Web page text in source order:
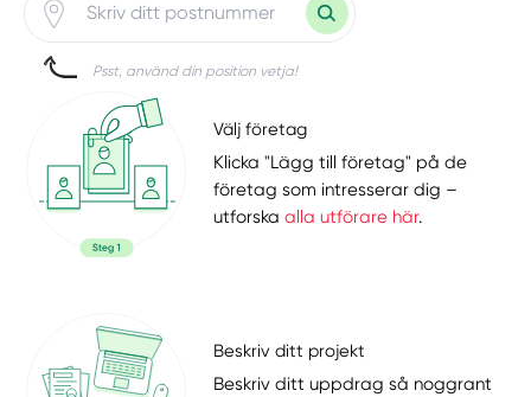
Psst, använd din position vetja!
Välj företag
Klicka "Lägg till företag" på de
företag som intresserar dig –
utforskaalla utförare här.
Beskriv ditt projekt
Beskriv ditt uppdrag så noggrant